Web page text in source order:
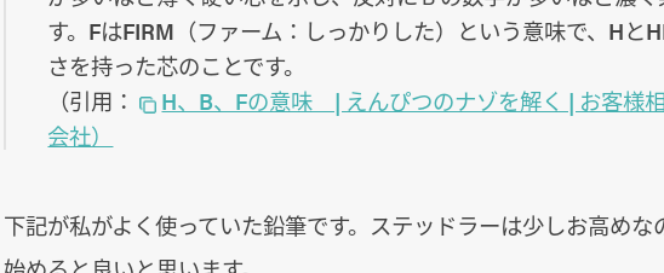
す。FはFIRM（ファーム：しっかりした）という意味で、Hと
さを持った芯のことです。
（引用：
H、B、Fの意味 | えんぴつのナゾを解く | お客様
会社）
下記が私がよく使っていた鉛筆です。ステッドラーは少しお高めな